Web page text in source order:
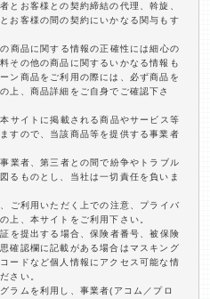
とお客様との契約締結の代理、斡旋、
お客様の間の契約にいかなる関与もす
商品に関する情報の正確性には細心の
その他の商品に関するいかなる情報も
ン商品をご利用の際には、必ず商品を
上、商品詳細をご自身でご確認下さ
サイトに掲載される商品やサービス等
すので、当該商品等を提供する事業者
業者、第三者との間で紛争やトラブル
るものとし、当社は一切責任を負いま
ご利用いただく上での注意、プライバ
上、本サイトをご利用下さい。
を提出する場合、保険者番号、被保険
確認欄に記載がある場合はマスキング
ードなど個人情報にアクセス可能な情
さい。
ラムを利用し、事業者(アコム／プロ